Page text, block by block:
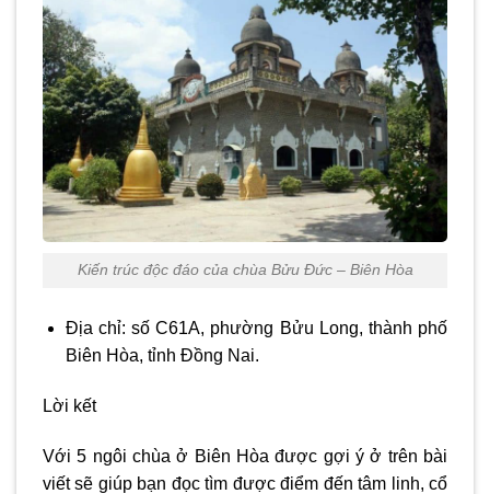
Kiến trúc độc đáo của chùa Bửu Đức – Biên Hòa
Địa chỉ: số C61A, phường Bửu Long, thành phố
Biên Hòa, tỉnh Đồng Nai.
Lời kết
Với 5 ngôi chùa ở Biên Hòa được gợi ý ở trên bài
viết sẽ giúp bạn đọc tìm được điểm đến tâm linh, cổ